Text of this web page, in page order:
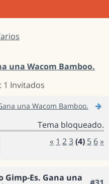
una Wacom Bamboo.
1 Invitados
una Wacom Bamboo.
Tema bloqueado.
« 1 23(4) 5 6 »
Gimp-Es. Gana una